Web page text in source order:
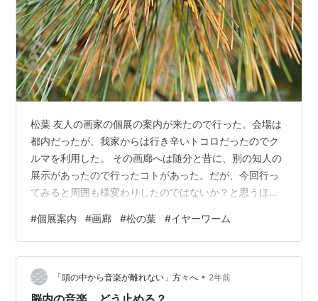
松葉 友人の画家の個展の案内が来たので行った。会場は
都内だったが、我家からは行き辛いトコロだったのでク
ルマを利用した。 その画廊へは随分と昔に、別の知人の
展示があったので行ったコトがあった。だが、今回行っ
てみると周囲も様変わりしたのではないか？と思うほ
た、つまり旗竿敷地という記憶はその通りなのだが、そ
の建築基準法ギリギリ幅の道がコンクリートで舗装され
ていた。 いやぁ～～～前は未舗装だったはず。それに画
廊もいつの間にか改築されたのだろうか？全然違う空間
になっていた。 つまり、案内状に示された地図がなけれ
#個展案内 #画廊 #松の葉 #イヤーワーム
「頭の中から音楽が離れない」方々へ • 2年前